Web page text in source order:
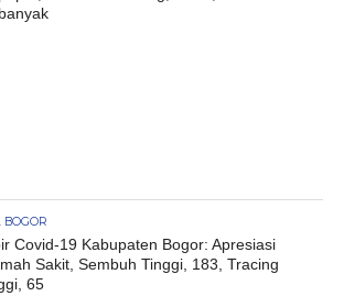
BOGOR
Covid-19 Kabupaten Bogor: Apresiasi
Sakit, Sembuh Tinggi, 183, Tracing
65